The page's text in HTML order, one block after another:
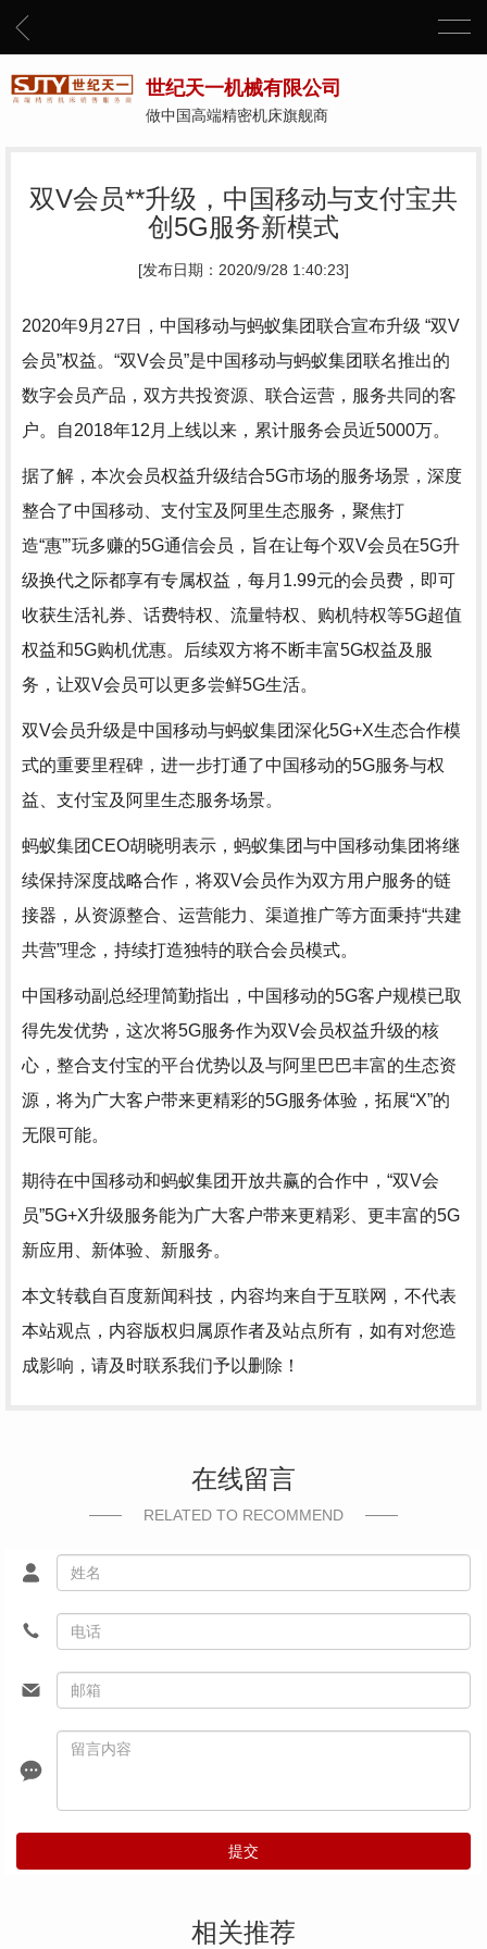
世纪天一机械有限公司
做中国高端精密机床旗舰商
双V会员**升级，中国移动与支付宝共
创5G服务新模式
[发布日期：2020/9/28 1:40:23]
2020年9月27日，中国移动与蚂蚁集团联合宣布升级 “双V
会员”权益。“双V会员”是中国移动与蚂蚁集团联名推出的
数字会员产品，双方共投资源、联合运营，服务共同的客
户。自2018年12月上线以来，累计服务会员近5000万。
据了解，本次会员权益升级结合5G市场的服务场景，深度
整合了中国移动、支付宝及阿里生态服务，聚焦打
造“惠”’玩多赚的5G通信会员，旨在让每个双V会员在5G升
级换代之际都享有专属权益，每月1.99元的会员费，即可
收获生活礼券、话费特权、流量特权、购机特权等5G超值
权益和5G购机优惠。后续双方将不断丰富5G权益及服
务，让双V会员可以更多尝鲜5G生活。
双V会员升级是中国移动与蚂蚁集团深化5G+X生态合作模
式的重要里程碑，进一步打通了中国移动的5G服务与权
益、支付宝及阿里生态服务场景。
蚂蚁集团CEO胡晓明表示，蚂蚁集团与中国移动集团将继
续保持深度战略合作，将双V会员作为双方用户服务的链
接器，从资源整合、运营能力、渠道推广等方面秉持“共建
共营”理念，持续打造独特的联合会员模式。
中国移动副总经理简勤指出，中国移动的5G客户规模已取
得先发优势，这次将5G服务作为双V会员权益升级的核
心，整合支付宝的平台优势以及与阿里巴巴丰富的生态资
源，将为广大客户带来更精彩的5G服务体验，拓展“X”的
无限可能。
期待在中国移动和蚂蚁集团开放共赢的合作中，“双V会
员”5G+X升级服务能为广大客户带来更精彩、更丰富的5G
新应用、新体验、新服务。
本文转载自百度新闻科技，内容均来自于互联网，不代表
本站观点，内容版权归属原作者及站点所有，如有对您造
成影响，请及时联系我们予以删除！
在线留言
RELATED TO RECOMMEND
提交
相关推荐